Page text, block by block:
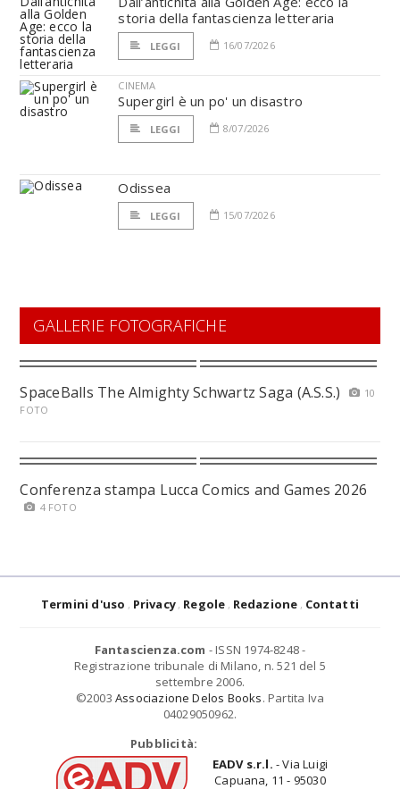
storia della fantascienza letteraria
LEGGI 16/07/2026
CINEMA
Supergirl è un po' un disastro
LEGGI 8/07/2026
Odissea
LEGGI 15/07/2026
GALLERIE FOTOGRAFICHE
SpaceBalls The Almighty Schwartz Saga (A.S.S.)
10
FOTO
Conferenza stampa Lucca Comics and Games 2026
4 FOTO
Termini d'uso Privacy Regole Redazione Contatti
Fantascienza.com - ISSN 1974-8248 -
Registrazione tribunale di Milano, n. 521 del 5
settembre 2006.
©2003 Associazione Delos Books. Partita Iva
04029050962.
Pubblicità:
EADV s.r.l. - Via Luigi
Capuana, 11 - 95030